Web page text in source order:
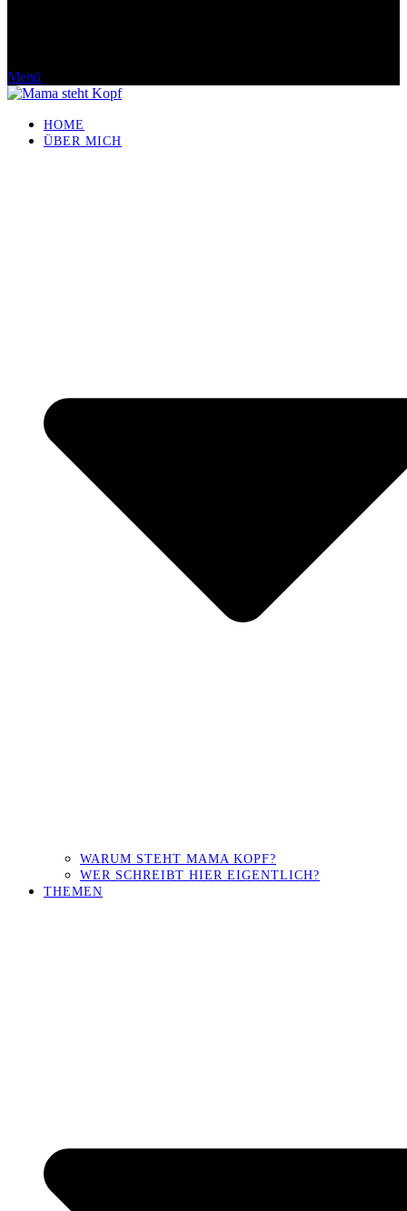
Menü
HOME
ÜBER MICH
WARUM STEHT MAMA KOPF?
WER SCHREIBT HIER EIGENTLICH?
THEMEN